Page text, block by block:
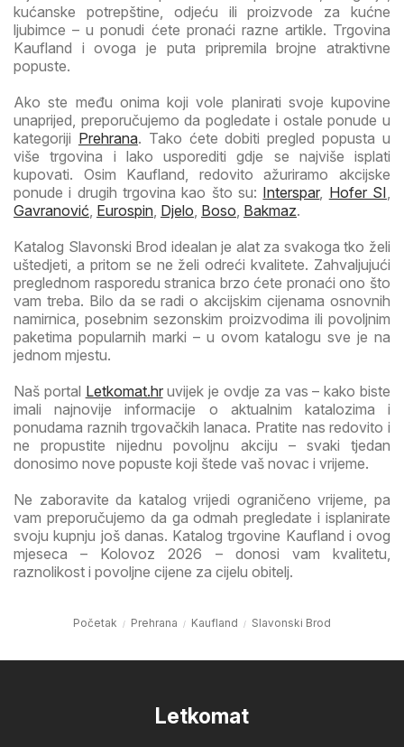
kućanske potrepštine, odjeću ili proizvode za kućne
ljubimce – u ponudi ćete pronaći razne artikle. Trgovina
Kaufland i ovoga je puta pripremila brojne atraktivne
popuste.
Ako ste među onima koji vole planirati svoje kupovine
unaprijed, preporučujemo da pogledate i ostale ponude u
kategoriji Prehrana. Tako ćete dobiti pregled popusta u
više trgovina i lako usporediti gdje se najviše isplati
kupovati. Osim Kaufland, redovito ažuriramo akcijske
ponude i drugih trgovina kao što su: Interspar, Hofer SI
Gavranović Eurospin Djelo Boso Bakmaz.
Katalog Slavonski Brod idealan je alat za svakoga tko želi
uštedjeti, a pritom se ne želi odreći kvalitete. Zahvaljujući
preglednom rasporedu stranica brzo ćete pronaći ono što
vam treba. Bilo da se radi o akcijskim cijenama osnovnih
namirnica, posebnim sezonskim proizvodima ili povoljnim
paketima popularnih marki – u ovom katalogu sve je na
jednom mjestu.
Naš portal Letkomat.hruvijek je ovdje za vas – kako biste
imali najnovije informacije o aktualnim katalozima i
ponudama raznih trgovačkih lanaca. Pratite nas redovito i
ne propustite nijednu povoljnu akciju – svaki tjedan
donosimo nove popuste koji štede vaš novac i vrijeme.
Ne zaboravite da katalog vrijedi ograničeno vrijeme, pa
vam preporučujemo da ga odmah pregledate i isplanirate
svoju kupnju još danas. Katalog trgovine Kaufland i ovog
mjeseca – Kolovoz 2026 – donosi vam kvalitetu,
raznolikost i povoljne cijene za cijelu obitelj.
Početak Prehrana Kaufland Slavonski Brod
Letkomat